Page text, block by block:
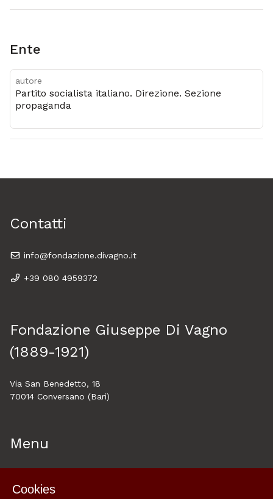
Ente
autore
Partito socialista italiano. Direzione. Sezione
propaganda
Contatti
info@fondazione.divagno.it
+39 080 4959372
Fondazione Giuseppe Di Vagno
(1889-1921)
Via San Benedetto, 18
70014 Conversano (Bari)
Menu
About
Cookies